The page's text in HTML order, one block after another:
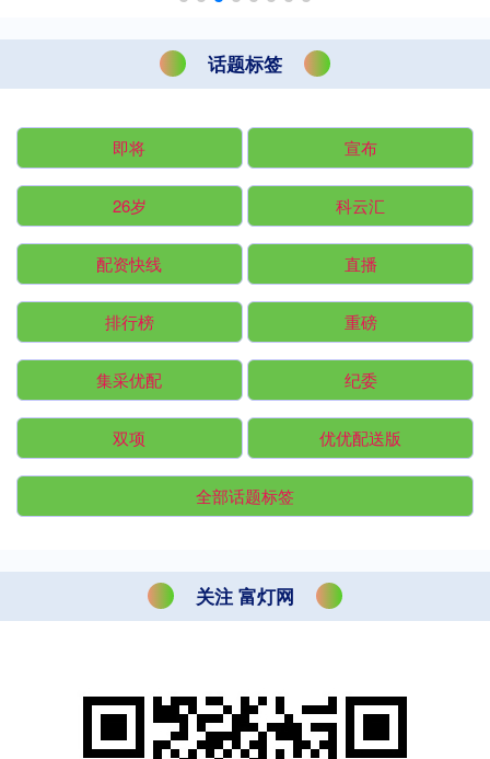
话题标签
即将 宣布
26岁 科云汇
配资快线 直播
排行榜 重磅
集采优配 纪委
双项 优优配送版
全部话题标签
关注 富灯网